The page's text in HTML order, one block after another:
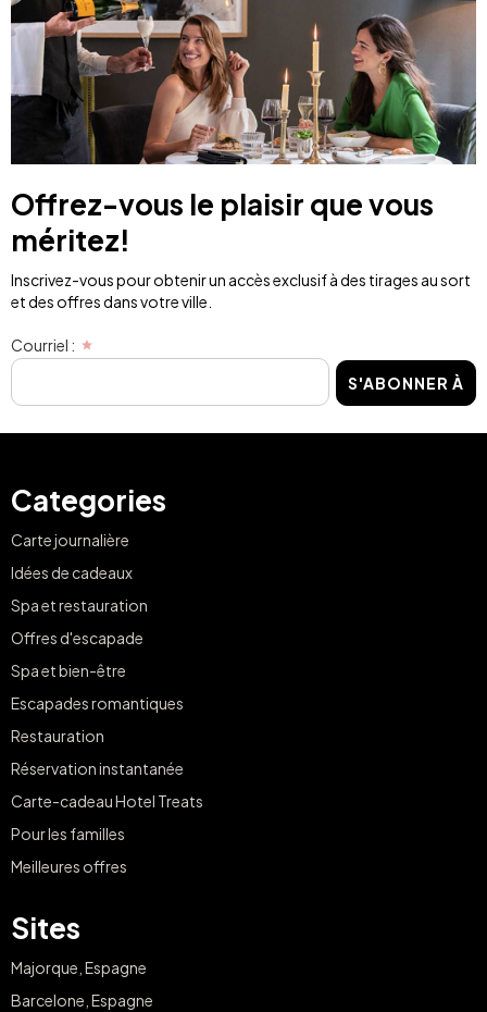
Offrez-vous le plaisir que vous
méritez!
Inscrivez-vous pour obtenir un accès exclusif à des tirages au sort
et des offres dans votre ville.
Courriel :
S'ABONNER À
Categories
Carte journalière
Idées de cadeaux
Spa et restauration
Offres d'escapade
Spa et bien-être
Escapades romantiques
Restauration
Réservation instantanée
Carte-cadeau Hotel Treats
Pour les familles
Meilleures offres
Sites
Majorque, Espagne
Barcelone, Espagne